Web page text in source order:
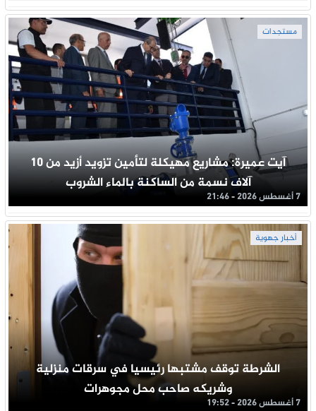
مستجدات
آيت عميرة: مشاريع مهيكلة لتأمين تزويد أزيد من 10
آلاف نسمة من الساكنة بالماء الشروب
7 أغسطس 2026 - 21:46
أخبار جهوية
الشرطة توقف مشتبها رئيسيا في سرقات منزلية
وشريكه صاحب محل مجوهرات
7 أغسطس 2026 - 19:52